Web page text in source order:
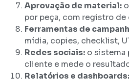
Aprovação de material:
por peça, com registro de
Ferramentas de
mídia, copies, checklist,
Redes sociais: o sistema
cliente e mede o
Relatórios e dashboards: